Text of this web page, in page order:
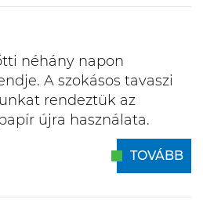
néhány napon
A szokásos tavaszi
rendeztük az
újra használata.
TOVÁBB